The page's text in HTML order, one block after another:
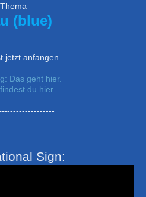
Thema
(blue)
jetzt anfangen.
Das geht hier.
du hier.
Sign: